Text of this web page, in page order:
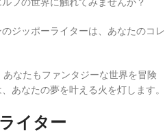
ジッポーライターは、あなたのコレ
なたもファンタジーな世界を冒険
あなたの夢を叶える火を灯します。
イター